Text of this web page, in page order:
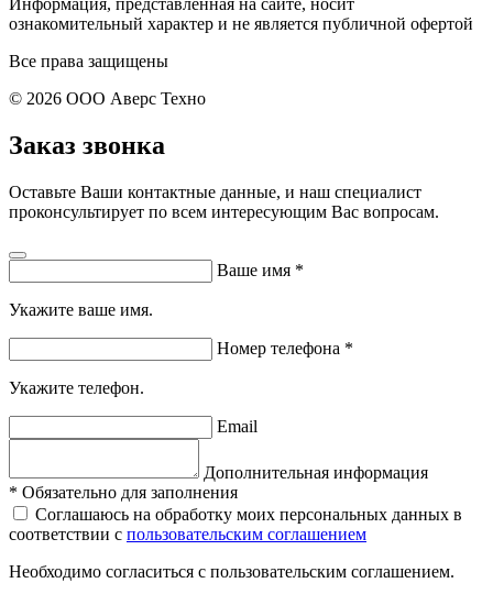
Информация, представленная на сайте, носит
ознакомительный характер и не является публичной офертой
Все права защищены
© 2026 ООО Аверс Техно
Заказ звонка
Оставьте Ваши контактные данные, и наш специалист
проконсультирует по всем интересующим Вас вопросам.
Ваше имя *
Укажите ваше имя.
Номер телефона *
Укажите телефон.
Email
Дополнительная информация
* Обязательно для заполнения
Соглашаюсь на обработку моих персональных данных в
соответствии с пользовательским соглашением
Необходимо согласиться с пользовательским соглашением.